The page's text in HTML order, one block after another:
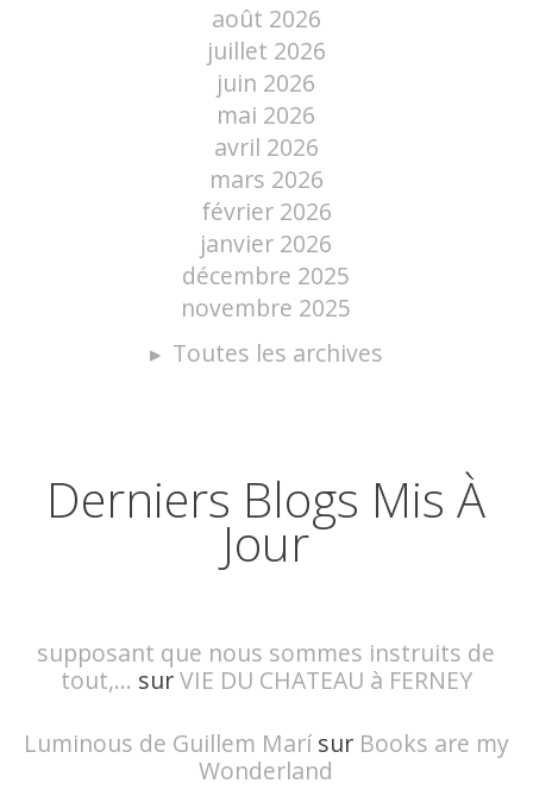
août 2026
juillet 2026
juin 2026
mai 2026
avril 2026
mars 2026
février 2026
janvier 2026
décembre 2025
novembre 2025
Toutes les archives
Derniers Blogs Mis À
Jour
supposant que nous sommes instruits de
tout,... surVIE DU CHATEAU à FERNEY
Luminous de Guillem Marísur Books are my
Wonderland